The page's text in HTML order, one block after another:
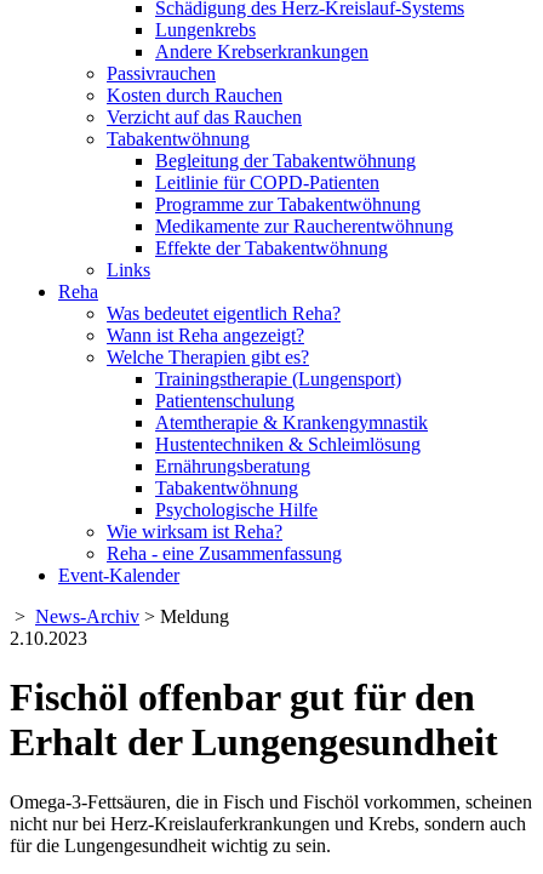
Schädigung des Herz-Kreislauf-Systems
Lungenkrebs
Andere Krebserkrankungen
Passivrauchen
Kosten durch Rauchen
Verzicht auf das Rauchen
Tabakentwöhnung
Begleitung der Tabakentwöhnung
Leitlinie für COPD-Patienten
Programme zur Tabakentwöhnung
Medikamente zur Raucherentwöhnung
Effekte der Tabakentwöhnung
Links
Reha
Was bedeutet eigentlich Reha?
Wann ist Reha angezeigt?
Welche Therapien gibt es?
Trainingstherapie (Lungensport)
Patientenschulung
Atemtherapie & Krankengymnastik
Hustentechniken & Schleimlösung
Ernährungsberatung
Tabakentwöhnung
Psychologische Hilfe
Wie wirksam ist Reha?
Reha - eine Zusammenfassung
Event-Kalender
> News-Archiv > Meldung
2.10.2023
Fischöl offenbar gut für den
Erhalt der Lungengesundheit
Omega-3-Fettsäuren, die in Fisch und Fischöl vorkommen, scheinen
nicht nur bei Herz-Kreislauferkrankungen und Krebs, sondern auch
für die Lungengesundheit wichtig zu sein.